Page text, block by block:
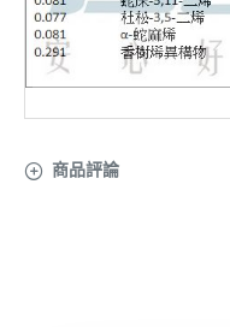
商品評論